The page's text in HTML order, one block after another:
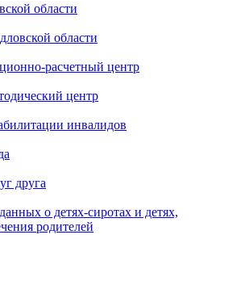
области
области
расчетный центр
центр
инвалидов
друга
о детях-сиротах и детях,
родителей